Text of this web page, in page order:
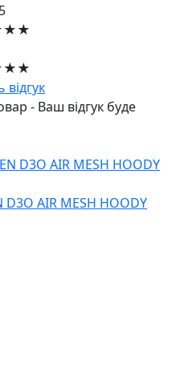
відгук
- Ваш відгук буде
AIR MESH HOODY